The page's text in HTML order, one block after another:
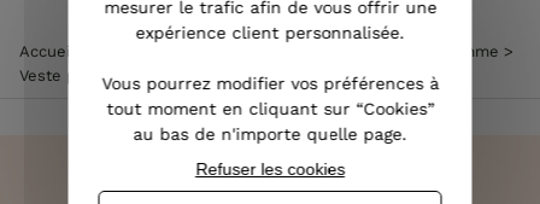
Accueil Perfecto femme >
Veste perfecto suédine kaki pois noirs
mesurer le trafic afin de vous offrir une
expérience client personnalisée.
Vous pourrez modifier vos préférences à
tout moment en cliquant sur “Cookies”
au bas de n'importe quelle page.
Refuser les cookies